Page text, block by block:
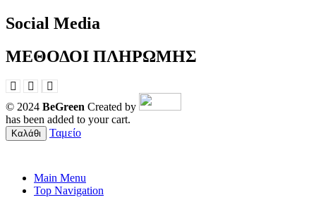
Social Media
ΜΕΘΟΔΟΙ ΠΛΗΡΩΜΗΣ
© 2024 BeGreen Created by
has been added to your cart.
Καλάθι Ταμείο
Main Menu
Top Navigation